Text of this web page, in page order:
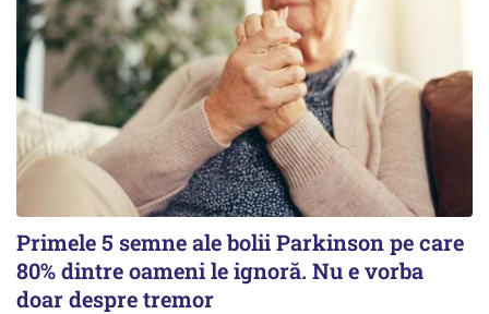
Primele 5 semne ale bolii Parkinson pe care
80% dintre oameni le ignoră. Nu e vorba
doar despre tremor